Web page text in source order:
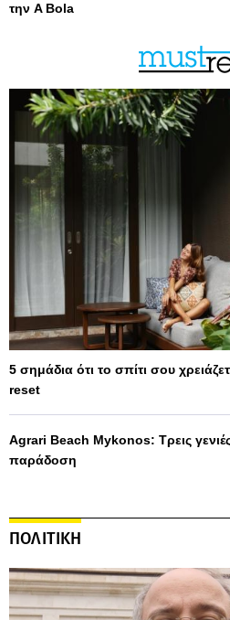
την A Bola
5 σημάδια ότι το σπίτι σου
reset
Agrari Beach Mykonos: Τρεις
παράδοση
ΠΟΛΙΤΙΚΗ